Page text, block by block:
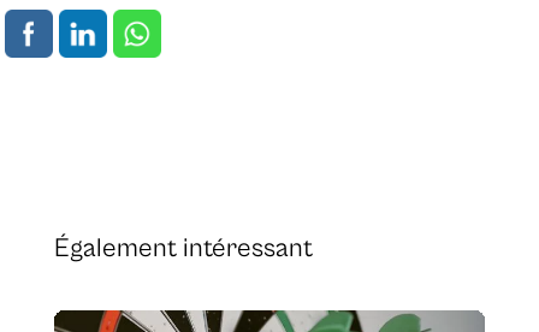
Également intéressant